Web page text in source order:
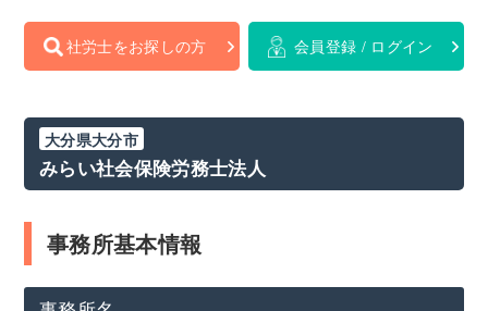
社労士をお探しの方 会員登録 / ログイン
大分県大分市
みらい社会保険労務士法人
事務所基本情報